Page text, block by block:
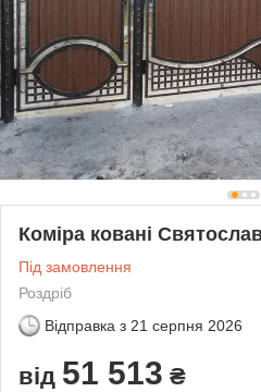
Коміра ковані
Під замовлення
Роздріб
Відправка з 21 серпня 2026
від 51 513 ₴